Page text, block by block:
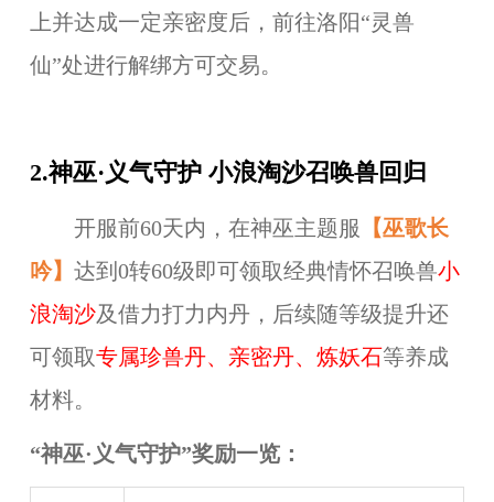
上并达成一定亲密度后，前往洛阳“灵兽
仙”处进行解绑方可交易。
2.神巫·义气守护 小浪淘沙召唤兽回归
开服前60天内，在神巫主题服 【巫歌长
吟】 达到0转60级即可领取经典情怀召唤兽小
浪淘沙及借力打力内丹，后续随等级提升还
可领取专属珍兽丹、亲密丹、炼妖石等养成
材料。
“神巫· 义气守护”奖励一览：